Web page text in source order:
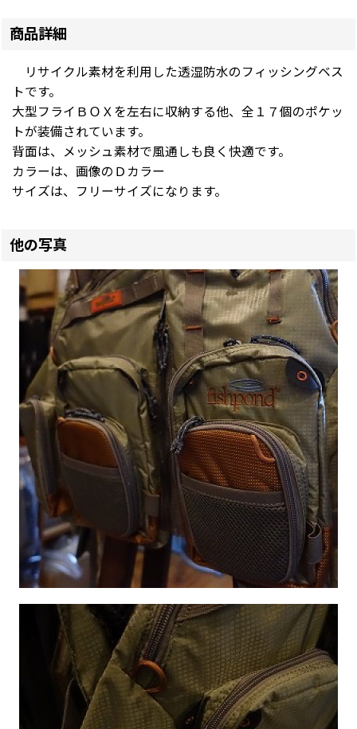
商品詳細
リサイクル素材を利用した透湿防水のフィッシングベス
トです。
大型フライＢＯＸを左右に収納する他、全１７個のポケッ
トが装備されています。
背面は、メッシュ素材で風通しも良く快適です。
カラーは、画像のＤカラー
サイズは、フリーサイズになります。
他の写真